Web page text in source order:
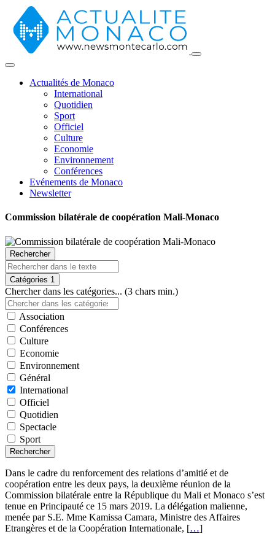
Actualités de Monaco
International
Quotidien
Sport
Officiel
Culture
Economie
Environnement
Conférences
Evénements de Monaco
Newsletter
Commission bilatérale de coopération Mali-Monaco
Rechercher
Catégories 1
Chercher dans les catégories... (3 chars min.)
Association
Conférences
Culture
Economie
Environnement
Général
International
Officiel
Quotidien
Spectacle
Sport
Rechercher
Dans le cadre du renforcement des relations d’amitié et de
coopération entre les deux pays, la deuxième réunion de la
Commission bilatérale entre la République du Mali et Monaco s’est
tenue en Principauté ce 15 mars 2019. La délégation malienne,
menée par S.E. Mme Kamissa Camara, Ministre des Affaires
Etrangères et de la Coopération Internationale, […]